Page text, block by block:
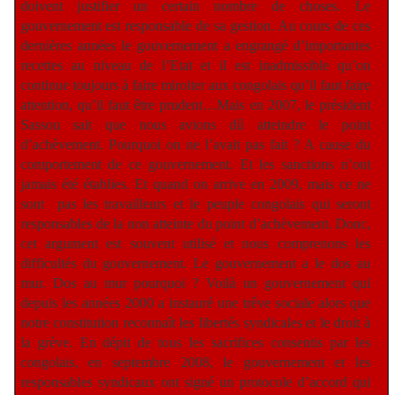
doivent justifier un certain nombre de choses. Le
gouvernement est responsable de sa gestion. Au cours de ces
dernières années le gouvernement a engrangé d’importantes
recettes au niveau de l’Etat et il est inadmissible qu’on
continue toujours à faire miroiter aux congolais qu’il faut faire
attention, qu’il faut être prudent…Mais en 2007, le président
Sassou sait que nous avions dû atteindre le point
d’achèvement. Pourquoi on ne l’avait pas fait ? A cause du
comportement de ce gouvernement. Et les sanctions n’ont
jamais été établies. Et quand on arrive en 2009, mais ce ne
sont
pas les travailleurs et le peuple congolais qui seront
responsables de la non atteinte du point d’achèvement. Donc,
cet argument est souvent utilisé et nous comprenons les
difficultés du gouvernement. Le gouvernement a le dos au
mur. Dos au mur pourquoi ? Voilà un gouvernement qui
depuis les années 2000 a instauré une trêve sociale alors que
notre constitution reconnaît les libertés syndicales et le droit à
la grève. En dépit de tous les sacrifices consentis par les
congolais, en septembre 2008, le gouvernement et les
responsables syndicaux ont signé un protocole d’accord qui